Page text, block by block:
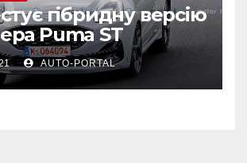
гібридну версію
Puma ST
AUTO-PORTAL